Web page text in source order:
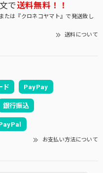
で送料無料！！
たは『クロネコヤマト』で発送致し
送料について
ド PayPay
銀行振込
お支払い方法について